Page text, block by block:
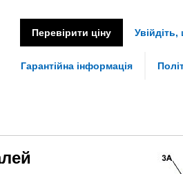
Перевірити ціну
Гарантійна інформація